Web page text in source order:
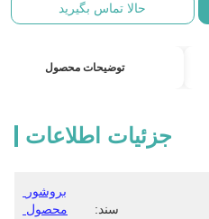
حالا تماس بگیرید
توضیحات محصول
جزئیات اطلاعات
سند: